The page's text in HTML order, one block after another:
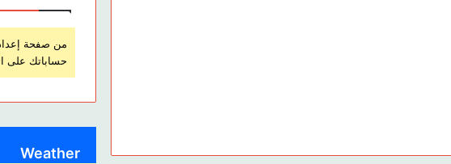
من صفحة
حساباتك على
Weather